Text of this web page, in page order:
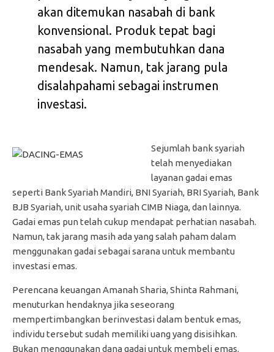
akan ditemukan nasabah di bank
konvensional. Produk tepat bagi
nasabah yang membutuhkan dana
mendesak. Namun, tak jarang pula
disalahpahami sebagai instrumen
investasi.
Sejumlah bank syariah
telah menyediakan
layanan gadai emas
seperti Bank Syariah Mandiri, BNI Syariah, BRI Syariah, Bank
BJB Syariah, unit usaha syariah CIMB Niaga, dan lainnya.
Gadai emas pun telah cukup mendapat perhatian nasabah.
Namun, tak jarang masih ada yang salah paham dalam
menggunakan gadai sebagai sarana untuk membantu
investasi emas.
Perencana keuangan Amanah Sharia, Shinta Rahmani,
menuturkan hendaknya jika seseorang
mempertimbangkan berinvestasi dalam bentuk emas,
individu tersebut sudah memiliki uang yang disisihkan.
Bukan menggunakan dana gadai untuk membeli emas.